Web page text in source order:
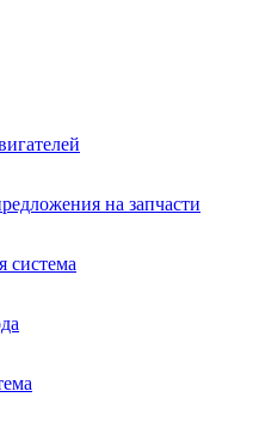
на запчасти
система